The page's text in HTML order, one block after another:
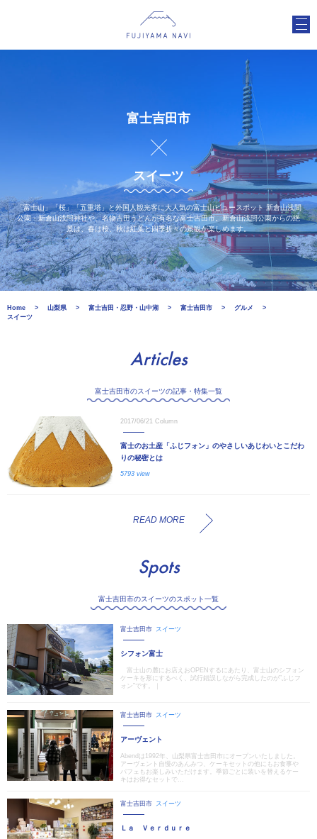
富士吉田市
スイーツ
「富士山」「桜」「五重塔」と外国人観光客に大人気の富士山ビュースポット 新倉山浅間
公園・新倉山浅間神社や、名物吉田うどんが有名な富士吉田市。新倉山浅間公園からの絶
景は、春は桜、秋は紅葉と四季折々の景観が楽しめます。
Home 山梨県 富士吉田・忍野・山中湖 富士吉田市
グルメ
スイーツ
Articles
富士吉田市のスイーツの記事・特集一覧
2017/06/21 Column
富士のお土産「ふじフォン」のやさしいあじわいとこだわ
りの秘密とは
5793 view
READ MORE
Spots
富士吉田市のスイーツのスポット一覧
富士吉田市 スイーツ
シフォン富士
富士山の麓にお店えおOPENするにあたり、富士山のシフォン
ケーキを形にするべく、試行錯誤しながら完成したのが”ふじフ
ォン”です。｜
富士吉田市 スイーツ
アーヴェント
Abendは1992年、山梨県富士吉田市にオープンいたしました。
アーヴェント自慢のあんみつ、ケーキセットの他にもお食事や
パフェもお楽しみいただけます。季節ごとに装いを替えるケー
キはお得なセットで...
富士吉田市 スイーツ
Ｌａ Ｖｅｒｄｕｒｅ